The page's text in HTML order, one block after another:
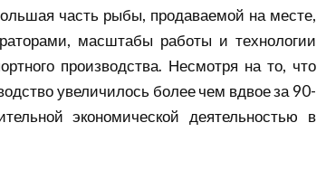
часть рыбы, продаваемой на месте,
масштабы работы и технологии
производства. Несмотря на то, что
увеличилось более чем вдвое за 90-
экономической деятельностью в